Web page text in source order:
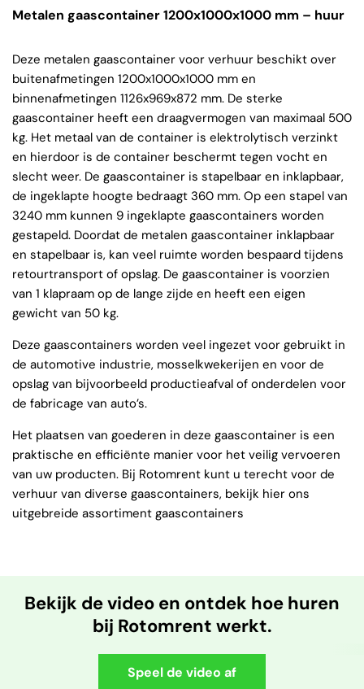
Metalen gaascontainer 1200x1000x1000 mm – huur
Deze metalen gaascontainer voor verhuur beschikt over
buitenafmetingen 1200x1000x1000 mm en
binnenafmetingen 1126x969x872 mm. De sterke
gaascontainer heeft een draagvermogen van maximaal 500
kg. Het metaal van de container is elektrolytisch verzinkt
en hierdoor is de container beschermt tegen vocht en
slecht weer. De gaascontainer is stapelbaar en inklapbaar,
de ingeklapte hoogte bedraagt 360 mm. Op een stapel van
3240 mm kunnen 9 ingeklapte gaascontainers worden
gestapeld. Doordat de metalen gaascontainer inklapbaar
en stapelbaar is, kan veel ruimte worden bespaard tijdens
retourtransport of opslag. De gaascontainer is voorzien
van 1 klapraam op de lange zijde en heeft een eigen
gewicht van 50 kg.
Deze gaascontainers worden veel ingezet voor gebruikt in
de automotive industrie, mosselkwekerijen en voor de
opslag van bijvoorbeeld productieafval of onderdelen voor
de fabricage van auto’s.
Het plaatsen van goederen in deze gaascontainer is een
praktische en efficiënte manier voor het veilig vervoeren
van uw producten. Bij Rotomrent kunt u terecht voor de
verhuur van diverse gaascontainers, bekijk hier ons
uitgebreide assortiment gaascontainers
Bekijk de video en ontdek hoe huren
bij Rotomrent werkt.
Speel de video af